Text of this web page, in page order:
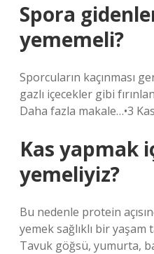
Spora
yememeli?
Sporcuların kaçınması
gazlı içecekler gibi
Daha fazla makale…•3
Kas yapmak
yemeliyiz?
Bu nedenle protein
yemek sağlıklı bir yaşam
Tavuk göğsü, yumurta,